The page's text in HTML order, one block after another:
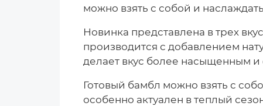
можно взять с собой и
Новинка представлена в трех
производится с добавлением
делает вкус более насыщенным
Готовый бамбл можно взять с
особенно актуален в теплый